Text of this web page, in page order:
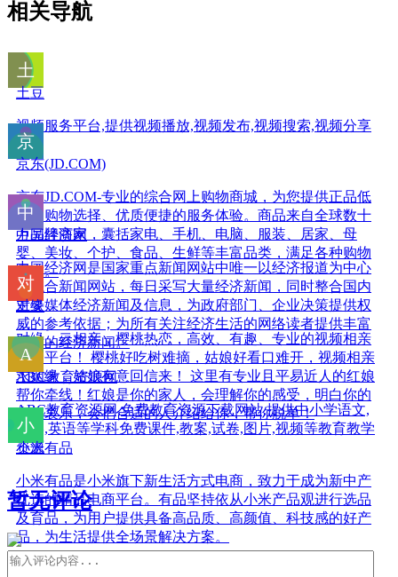
相关导航
土豆
视频服务平台,提供视频播放,视频发布,视频搜索,视频分享
京东(JD.COM)
京东JD.COM-专业的综合网上购物商城，为您提供正品低
价的购物选择、优质便捷的服务体验。商品来自全球数十
万品牌商家，囊括家电、手机、电脑、服装、居家、母
婴、美妆、个护、食品、生鲜等丰富品类，满足各种购物
需求。
中国经济网
中国经济网是国家重点新闻网站中唯一以经济报道为中心
的综合新闻网站，每日采写大量经济新闻，同时整合国内
主要媒体经济新闻及信息，为政府部门、企业决策提供权
威的参考依据；为所有关注经济生活的网络读者提供丰富
及时的经济新闻。
对缘
对缘，云相亲，樱桃热恋，高效、有趣、专业的视频相亲
恋爱平台！ 樱桃好吃树难摘，姑娘好看口难开，视频相亲
求姻缘，姑娘有意回信来！ 这里有专业且平易近人的红娘
帮你牵线！红娘是你的家人，会理解你的感受，明白你的
喜怒哀乐，会把合适的人介绍给你，帮你脱单！
ABC教育资源网
ABC教育资源网,免费教育资源下载网站,提供中小学语文,
数学,英语等学科免费课件,教案,试卷,图片,视频等教育教学
资源
小米有品
小米有品是小米旗下新生活方式电商，致力于成为新中产
优选的精品电商平台。有品坚持依从小米产品观进行选品
及育品，为用户提供具备高品质、高颜值、科技感的好产
品，为生活提供全场景解决方案。
暂无评论